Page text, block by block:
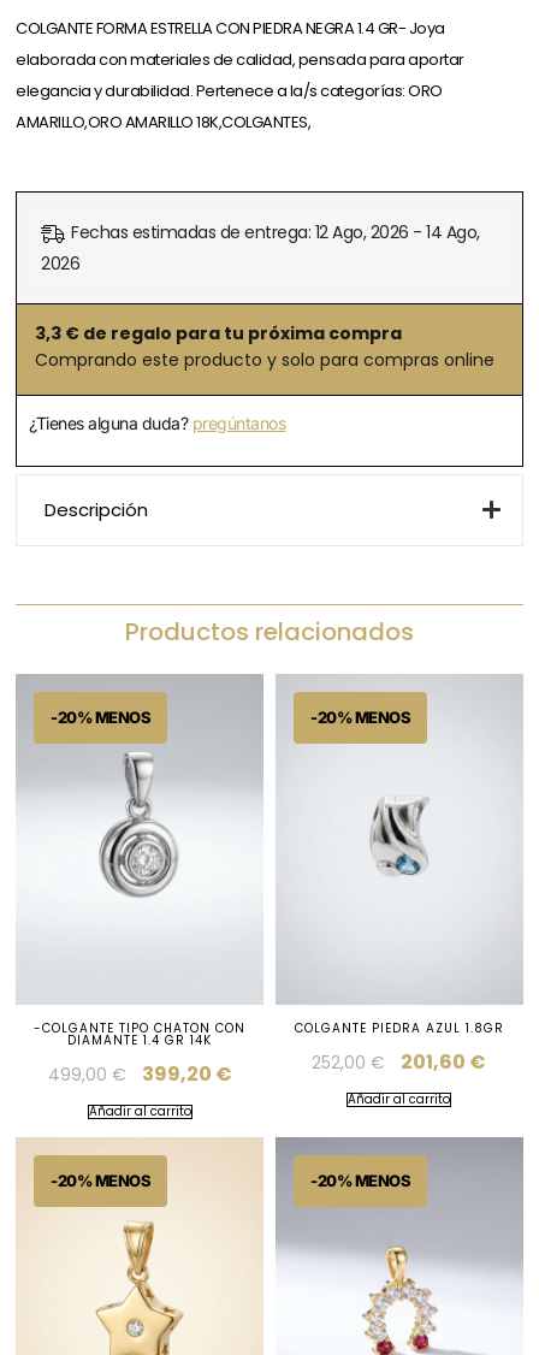
COLGANTE FORMA ESTRELLA CON PIEDRA NEGRA 1.4 GR- Joya
elaborada con materiales de calidad, pensada para aportar
elegancia y durabilidad. Pertenece a la/s categorías: ORO
AMARILLO,ORO AMARILLO 18K,COLGANTES,
Fechas estimadas de entrega: 12 Ago, 2026 - 14 Ago,
2026
3,3 € de regalo para tu próxima compra
Comprando este producto y solo para compras online
¿Tienes alguna duda? pregúntanos
Descripción
Productos relacionados
-COLGANTE TIPO CHATON CON
DIAMANTE 1.4 GR 14K
499,00 € 399,20 €
Añadir al carrito
COLGANTE PIEDRA AZUL 1.8GR
252,00€ 201,60 €
Añadir al carrito